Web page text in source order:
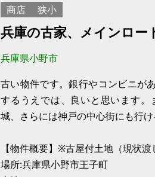
商店 狭小
兵庫の古家、メインロー
兵庫県小野市
古い物件です。銀行やコンビニが
するうえでは、良いと思います
城、さらには神戸の中心街にも行
【物件概要】※古屋付土地（現状
場所:兵庫県小野市王子町